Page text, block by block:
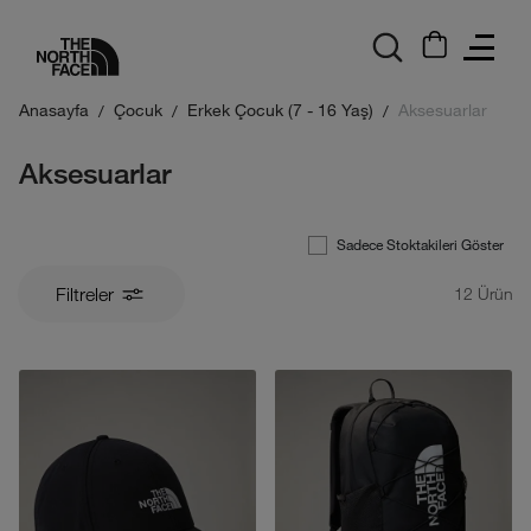
Anasayfa Çocuk Erkek Çocuk (7 - 16 Yaş) Aksesuarlar
Aksesuarlar
Sadece Stoktakileri Göster
Filtreler 12 Ürün